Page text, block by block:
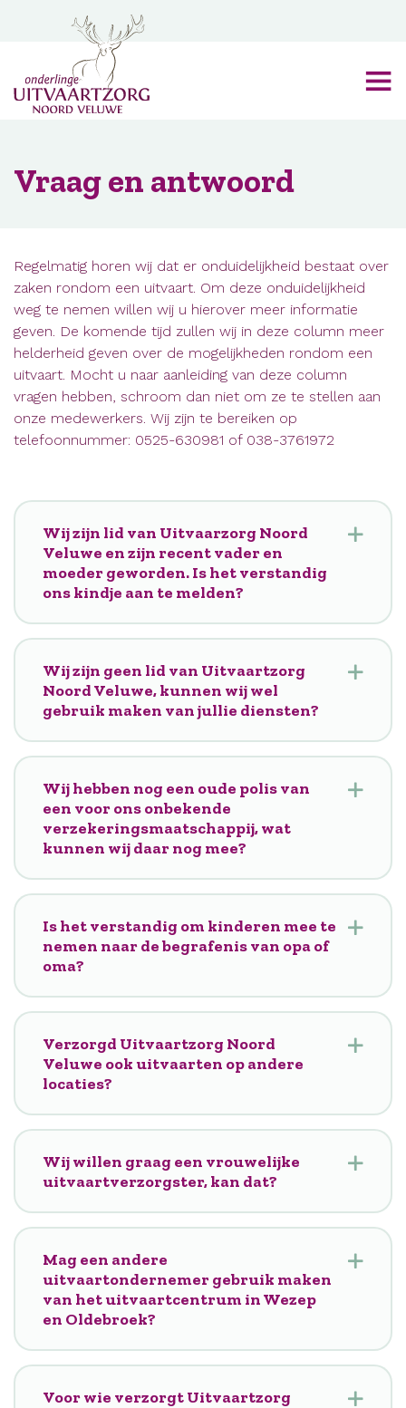
Vraag en antwoord
Regelmatig horen wij dat er onduidelijkheid bestaat over
zaken rondom een uitvaart. Om deze onduidelijkheid
weg te nemen willen wij u hierover meer informatie
geven. De komende tijd zullen wij in deze column meer
helderheid geven over de mogelijkheden rondom een
uitvaart. Mocht u naar aanleiding van deze column
vragen hebben, schroom dan niet om ze te stellen aan
onze medewerkers. Wij zijn te bereiken op
telefoonnummer: 0525-630981 of 038-3761972
Wij zijn lid van Uitvaarzorg Noord
Veluwe en zijn recent vader en
moeder geworden. Is het verstandig
ons kindje aan te melden?
Wij zijn geen lid van Uitvaartzorg
Noord Veluwe, kunnen wij wel
gebruik maken van jullie diensten?
Wij hebben nog een oude polis van
een voor ons onbekende
verzekeringsmaatschappij, wat
kunnen wij daar nog mee?
Is het verstandig om kinderen mee te
nemen naar de begrafenis van opa of
oma?
Verzorgd Uitvaartzorg Noord
Veluwe ook uitvaarten op andere
locaties?
Wij willen graag een vrouwelijke
uitvaartverzorgster, kan dat?
Mag een andere
uitvaartondernemer gebruik maken
van het uitvaartcentrum in Wezep
en Oldebroek?
Voor wie verzorgt Uitvaartzorg